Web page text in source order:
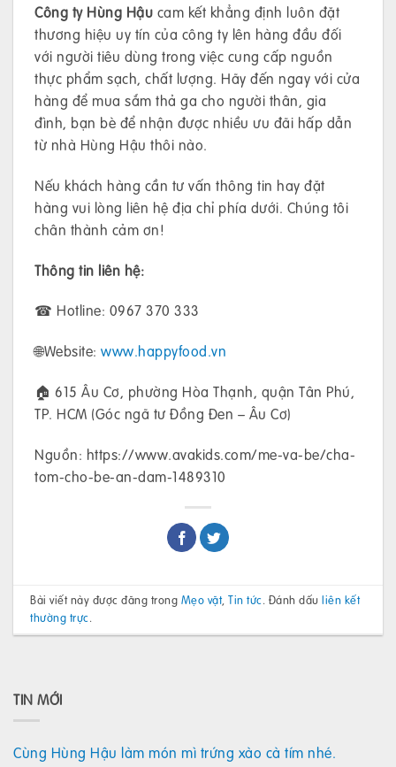
Công ty Hùng Hậu cam kết khẳng định luôn đặt
thương hiệu uy tín của công ty lên hàng đầu đối
với người tiêu dùng trong việc cung cấp nguồn
thực phẩm sạch, chất lượng. Hãy đến ngay với cửa
hàng để mua sắm thả ga cho người thân, gia
đình, bạn bè để nhận được nhiều ưu đãi hấp dẫn
từ nhà Hùng Hậu thôi nào.
Nếu khách hàng cần tư vấn thông tin hay đặt
hàng vui lòng liên hệ địa chỉ phía dưới. Chúng tôi
chân thành cảm ơn!
Thông tin liên hệ:
☎ Hotline: 0967 370 333
🌐Website: www.happyfood.vn
🏠 615 Âu Cơ, phường Hòa Thạnh, quận Tân Phú,
TP. HCM (Góc ngã tư Đồng Đen – Âu Cơ)
Nguồn: https://www.avakids.com/me-va-be/cha-
tom-cho-be-an-dam-1489310
Bài viết này được đăng trong Mẹo vặt,Tin tức. Đánh dấuliên kết
thường trực.
TIN MỚI
Cùng Hùng Hậu làm món mì trứng xào cà tím nhé.